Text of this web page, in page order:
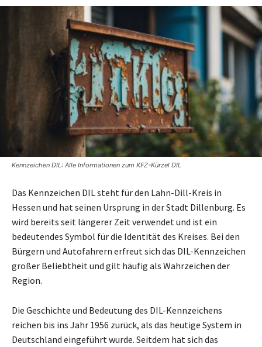
Kennzeichen DIL: Alle Informationen zum KFZ-Kürzel DIL
Das Kennzeichen DIL steht für den Lahn-Dill-Kreis in
Hessen und hat seinen Ursprung in der Stadt Dillenburg. Es
wird bereits seit längerer Zeit verwendet und ist ein
bedeutendes Symbol für die Identität des Kreises. Bei den
Bürgern und Autofahrern erfreut sich das DIL-Kennzeichen
großer Beliebtheit und gilt häufig als Wahrzeichen der
Region.
Die Geschichte und Bedeutung des DIL-Kennzeichens
reichen bis ins Jahr 1956 zurück, als das heutige System in
Deutschland eingeführt wurde. Seitdem hat sich das